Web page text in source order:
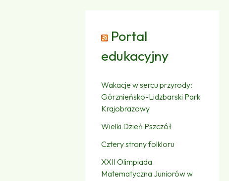
Portal
edukacyjny
Wakacje w sercu przyrody:
Górznieńsko-Lidzbarski Park
Krajobrazowy
Wielki Dzień Pszczół
Cztery strony folkloru
XXII Olimpiada
Matematyczna Juniorów w